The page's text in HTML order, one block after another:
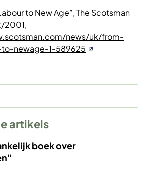
to New Age”, The Scotsman
2001,
news/uk/from-
newage-1-589625
artikels
boek over